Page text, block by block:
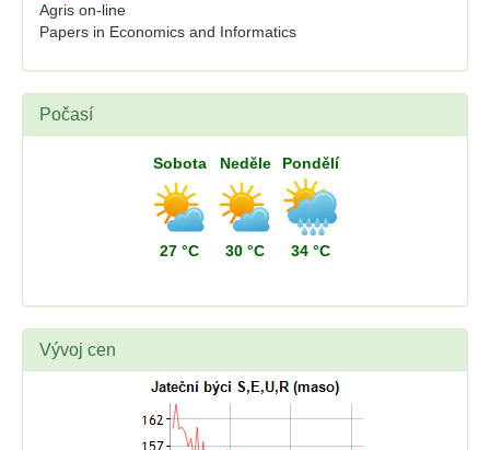
Agris on-line
Papers in Economics and Informatics
Počasí
Sobota
27 °C
Neděle
30 °C
Pondělí
34 °C
Vývoj cen